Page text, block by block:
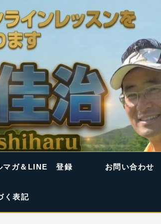
マガ＆LINE 登録 お問い合わせ
く表記